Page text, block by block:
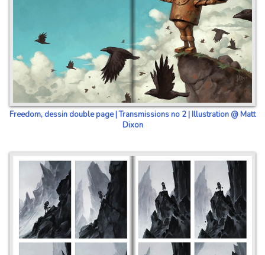
Freedom, dessin double page | Transmissions no 2 | Illustration @ Matt
Dixon